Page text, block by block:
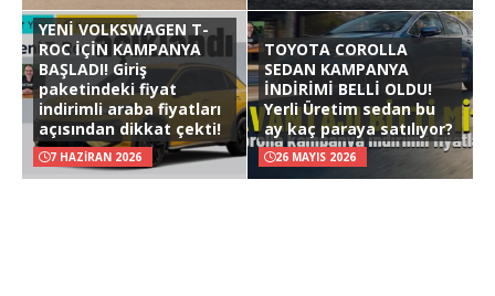
YENİ VOLKSWAGEN T-
ROC İÇİN KAMPANYA
BAŞLADI! Giriş
paketindeki fiyat
indirimli araba fiyatları
açısından dikkat çekti!
7 HAZIRAN 2026
TOYOTA COROLLA
SEDAN KAMPANYA
İNDİRİMİ BELLİ OLDU!
Yerli Üretim sedan bu
ay kaç paraya satılıyor?
26 MAYIS 2026